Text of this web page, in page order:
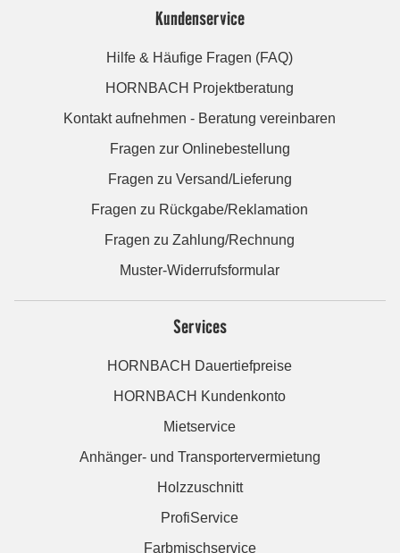
Kundenservice
Hilfe & Häufige Fragen (FAQ)
HORNBACH Projektberatung
Kontakt aufnehmen - Beratung vereinbaren
Fragen zur Onlinebestellung
Fragen zu Versand/Lieferung
Fragen zu Rückgabe/Reklamation
Fragen zu Zahlung/Rechnung
Muster-Widerrufsformular
Services
HORNBACH Dauertiefpreise
HORNBACH Kundenkonto
Mietservice
Anhänger- und Transportervermietung
Holzzuschnitt
ProfiService
Farbmischservice